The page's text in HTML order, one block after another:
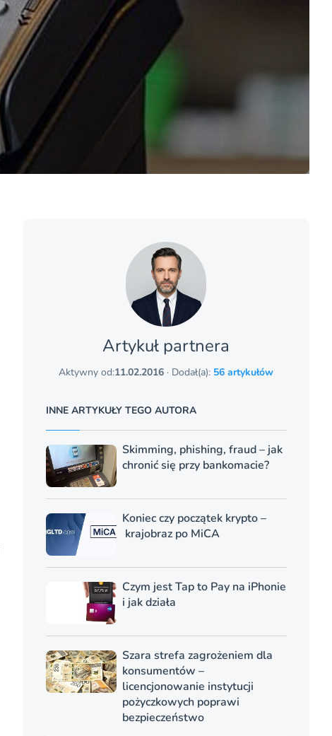
Artykuł partnera
Aktywny od:11.02.2016 · Dodał(a): 56 artykułów
INNE ARTYKUŁY TEGO AUTORA
Skimming, phishing, fraud – jak
chronić się przy bankomacie?
Koniec czy początek krypto –
krajobraz po MiCA
Czym jest Tap to Pay na iPhonie
i jak działa
Szara strefa zagrożeniem dla
konsumentów –
licencjonowanie instytucji
pożyczkowych poprawi
bezpieczeństwo